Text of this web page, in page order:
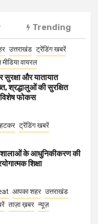
Trending
उत्तराखंड ट्रेंडिंग खबरें
वायरल
सुरक्षा और यातायात
श्रद्धालुओं की सुरक्षित
विशेष फोकस
ट्रेंडिंग खबरें
के आधुनिकीकरण की
शिक्षा
आपका शहर उत्तराखंड
ताज़ा ख़बर न्यूज़